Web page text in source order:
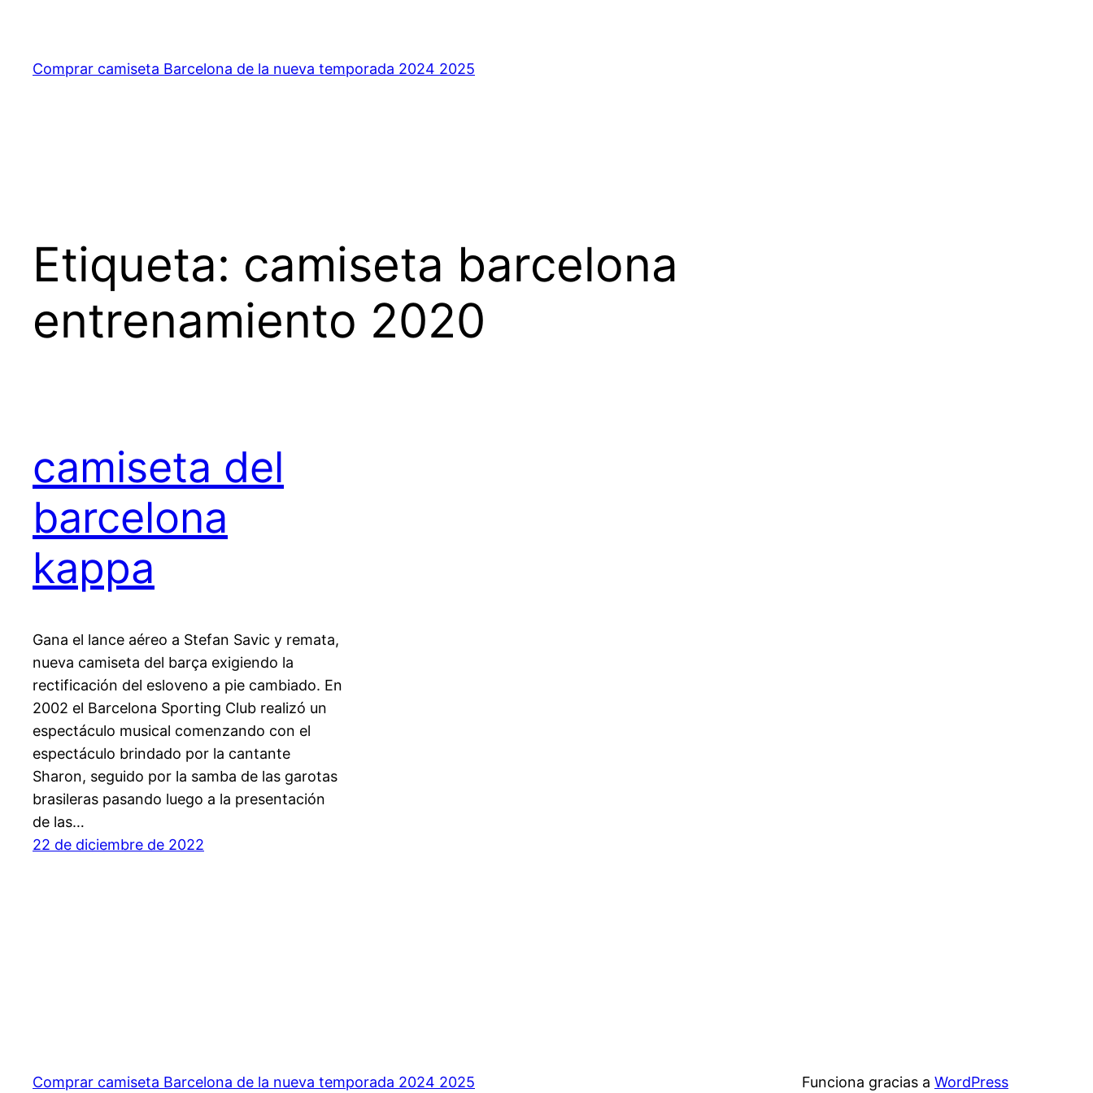
contenido
Comprar camiseta Barcelona de la nueva temporada 2024 2025
Etiqueta: camiseta barcelona
entrenamiento 2020
camiseta del
barcelona
kappa
Gana el lance aéreo a Stefan Savic y remata,
nueva camiseta del barça exigiendo la
rectificación del esloveno a pie cambiado. En
2002 el Barcelona Sporting Club realizó un
espectáculo musical comenzando con el
espectáculo brindado por la cantante
Sharon, seguido por la samba de las garotas
brasileras pasando luego a la presentación
de las…
22 de diciembre de 2022
Comprar camiseta Barcelona de la nueva temporada 2024 2025 Funciona gracias a WordPress